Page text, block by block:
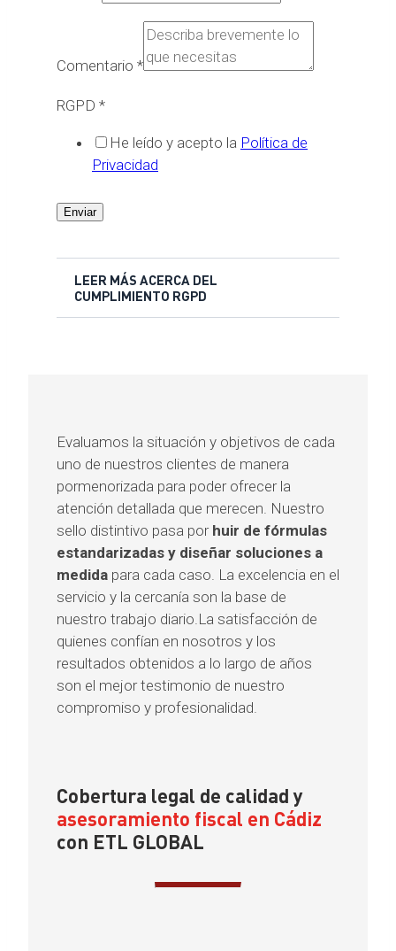
Comentario *
RGPD *
He leído y acepto la Política de
Privacidad
Enviar
LEER MÁS ACERCA DEL
CUMPLIMIENTO RGPD
Evaluamos la situación y objetivos de cada
uno de nuestros clientes de manera
pormenorizada para poder ofrecer la
atención detallada que merecen. Nuestro
sello distintivo pasa por huir de fórmulas
estandarizadas y diseñar soluciones a
medida para cada caso. La excelencia en el
servicio y la cercanía son la base de
nuestro trabajo diario.La satisfacción de
quienes confían en nosotros y los
resultados obtenidos a lo largo de años
son el mejor testimonio de nuestro
compromiso y profesionalidad.
Cobertura legal de calidad y
asesoramiento fiscal en Cádiz
con ETL GLOBAL